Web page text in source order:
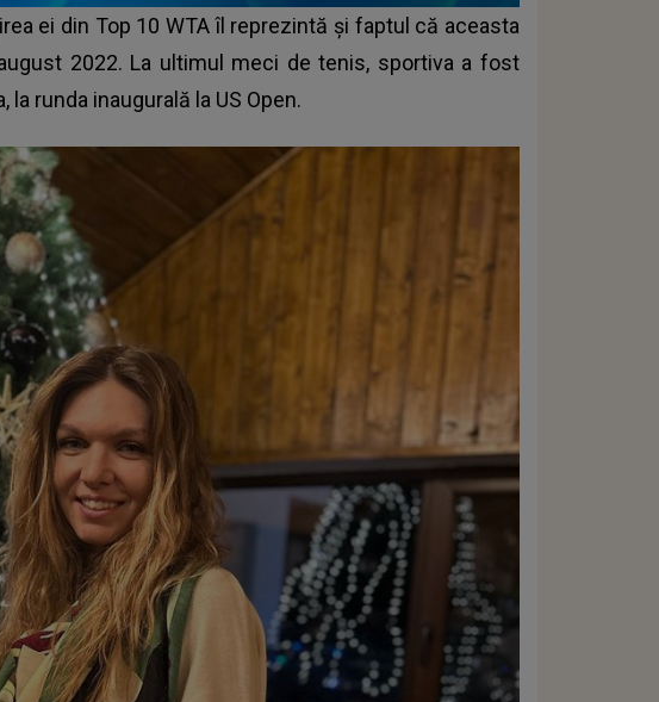
ei din Top 10 WTA îl reprezintă și faptul că aceasta
2022. La ultimul meci de tenis, sportiva a fost
la runda inaugurală la US Open.